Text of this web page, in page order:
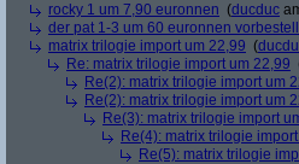
rocky 1 um 7,90 euronnen (ducduc
der pat 1-3 um 60 euronnen
matrix trilogie import um 22,99 (
Re: matrix trilogie import um 22,99
Re(2): matrix trilogie import um
Re(2): matrix trilogie import um
Re(3): matrix trilogie import
Re(4): matrix trilogie
Re(5): matrix trilogie